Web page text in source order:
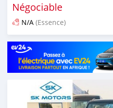
Négociable
N/A (Essence)
Publié il y a presque 6 ans